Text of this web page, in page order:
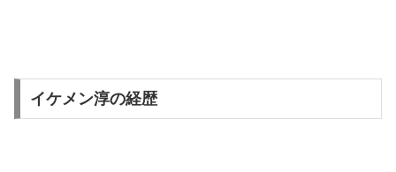
イケメン淳の経歴